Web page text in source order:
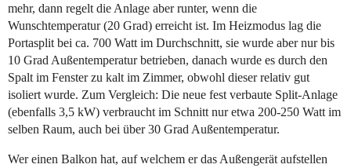
mehr, dann regelt die Anlage aber runter, wenn die
Wunschtemperatur (20 Grad) erreicht ist. Im Heizmodus lag die
Portasplit bei ca. 700 Watt im Durchschnitt, sie wurde aber nur bis
10 Grad Außentemperatur betrieben, danach wurde es durch den
Spalt im Fenster zu kalt im Zimmer, obwohl dieser relativ gut
isoliert wurde. Zum Vergleich: Die neue fest verbaute Split-Anlage
(ebenfalls 3,5 kW) verbraucht im Schnitt nur etwa 200-250 Watt im
selben Raum, auch bei über 30 Grad Außentemperatur.
Wer einen Balkon hat, auf welchem er das Außengerät aufstellen